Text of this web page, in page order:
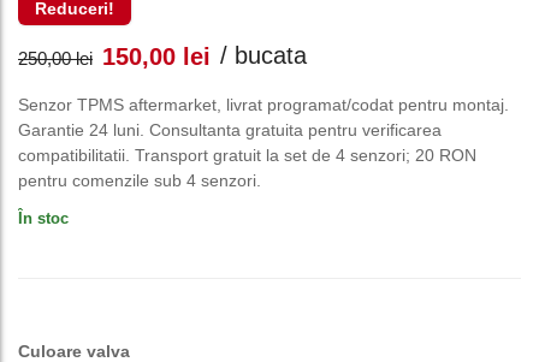
Reduceri!
250,00lei Prețul
inițial
a
150,00 lei Prețul
curent
este:
/ bucata
Senzor TPMS aftermarket, livrat programat/codat pentru montaj.
Garantie 24 luni. Consultanta gratuita pentru verificarea
compatibilitatii. Transport gratuit la set de 4 senzori; 20 RON
pentru comenzile sub 4 senzori.
În stoc
Culoare valva